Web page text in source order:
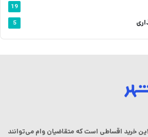
19
5
خرید اقساطی است که ‌متقاضیان وام می‌توانند